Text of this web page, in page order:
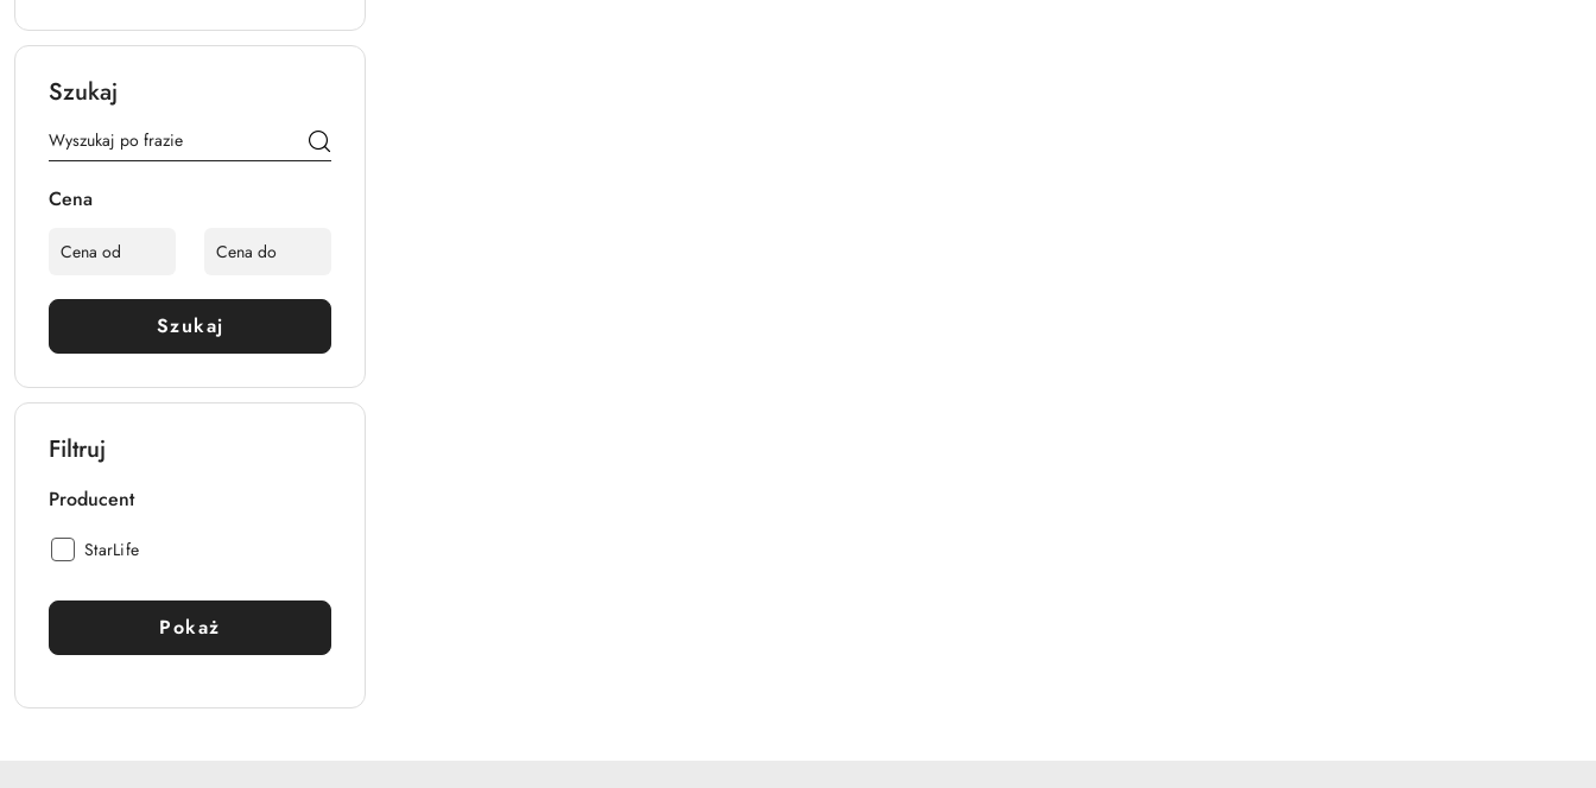
Szukaj
Cena
Szukaj
Filtruj
Producent
Producent:
StarLife
Pokaż